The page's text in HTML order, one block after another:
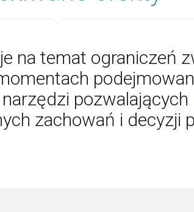
na temat ograniczeń
zachowań i decyzji